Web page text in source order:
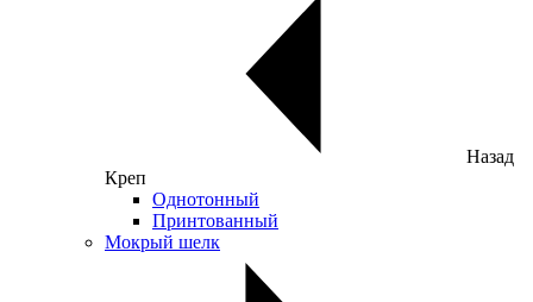
Назад
Креп
Однотонный
Принтованный
Мокрый шелк